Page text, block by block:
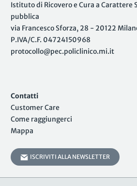
Istituto di Ricovero e Cura a Carattere
pubblica
via Francesco Sforza, 28 - 20122
P.IVA/C.F. 04724150968
protocollo@pec.policlinico.mi.it
Contatti
Customer Care
Come raggiungerci
Mappa
ISCRIVITI ALLA NEWSLETTER